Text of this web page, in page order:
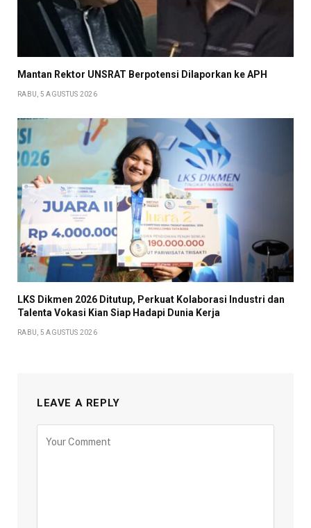
Mantan Rektor UNSRAT Berpotensi Dilaporkan ke APH
RABU, 5 AGUSTUS 2026
LKS Dikmen 2026 Ditutup, Perkuat Kolaborasi Industri dan
Talenta Vokasi Kian Siap Hadapi Dunia Kerja
RABU, 5 AGUSTUS 2026
LEAVE A REPLY